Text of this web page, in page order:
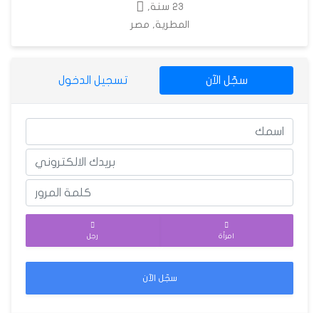
23 سنة,
المطرية, مصر
سجّل الآن تسجيل الدخول
امرأة رجل
سجّل الآن